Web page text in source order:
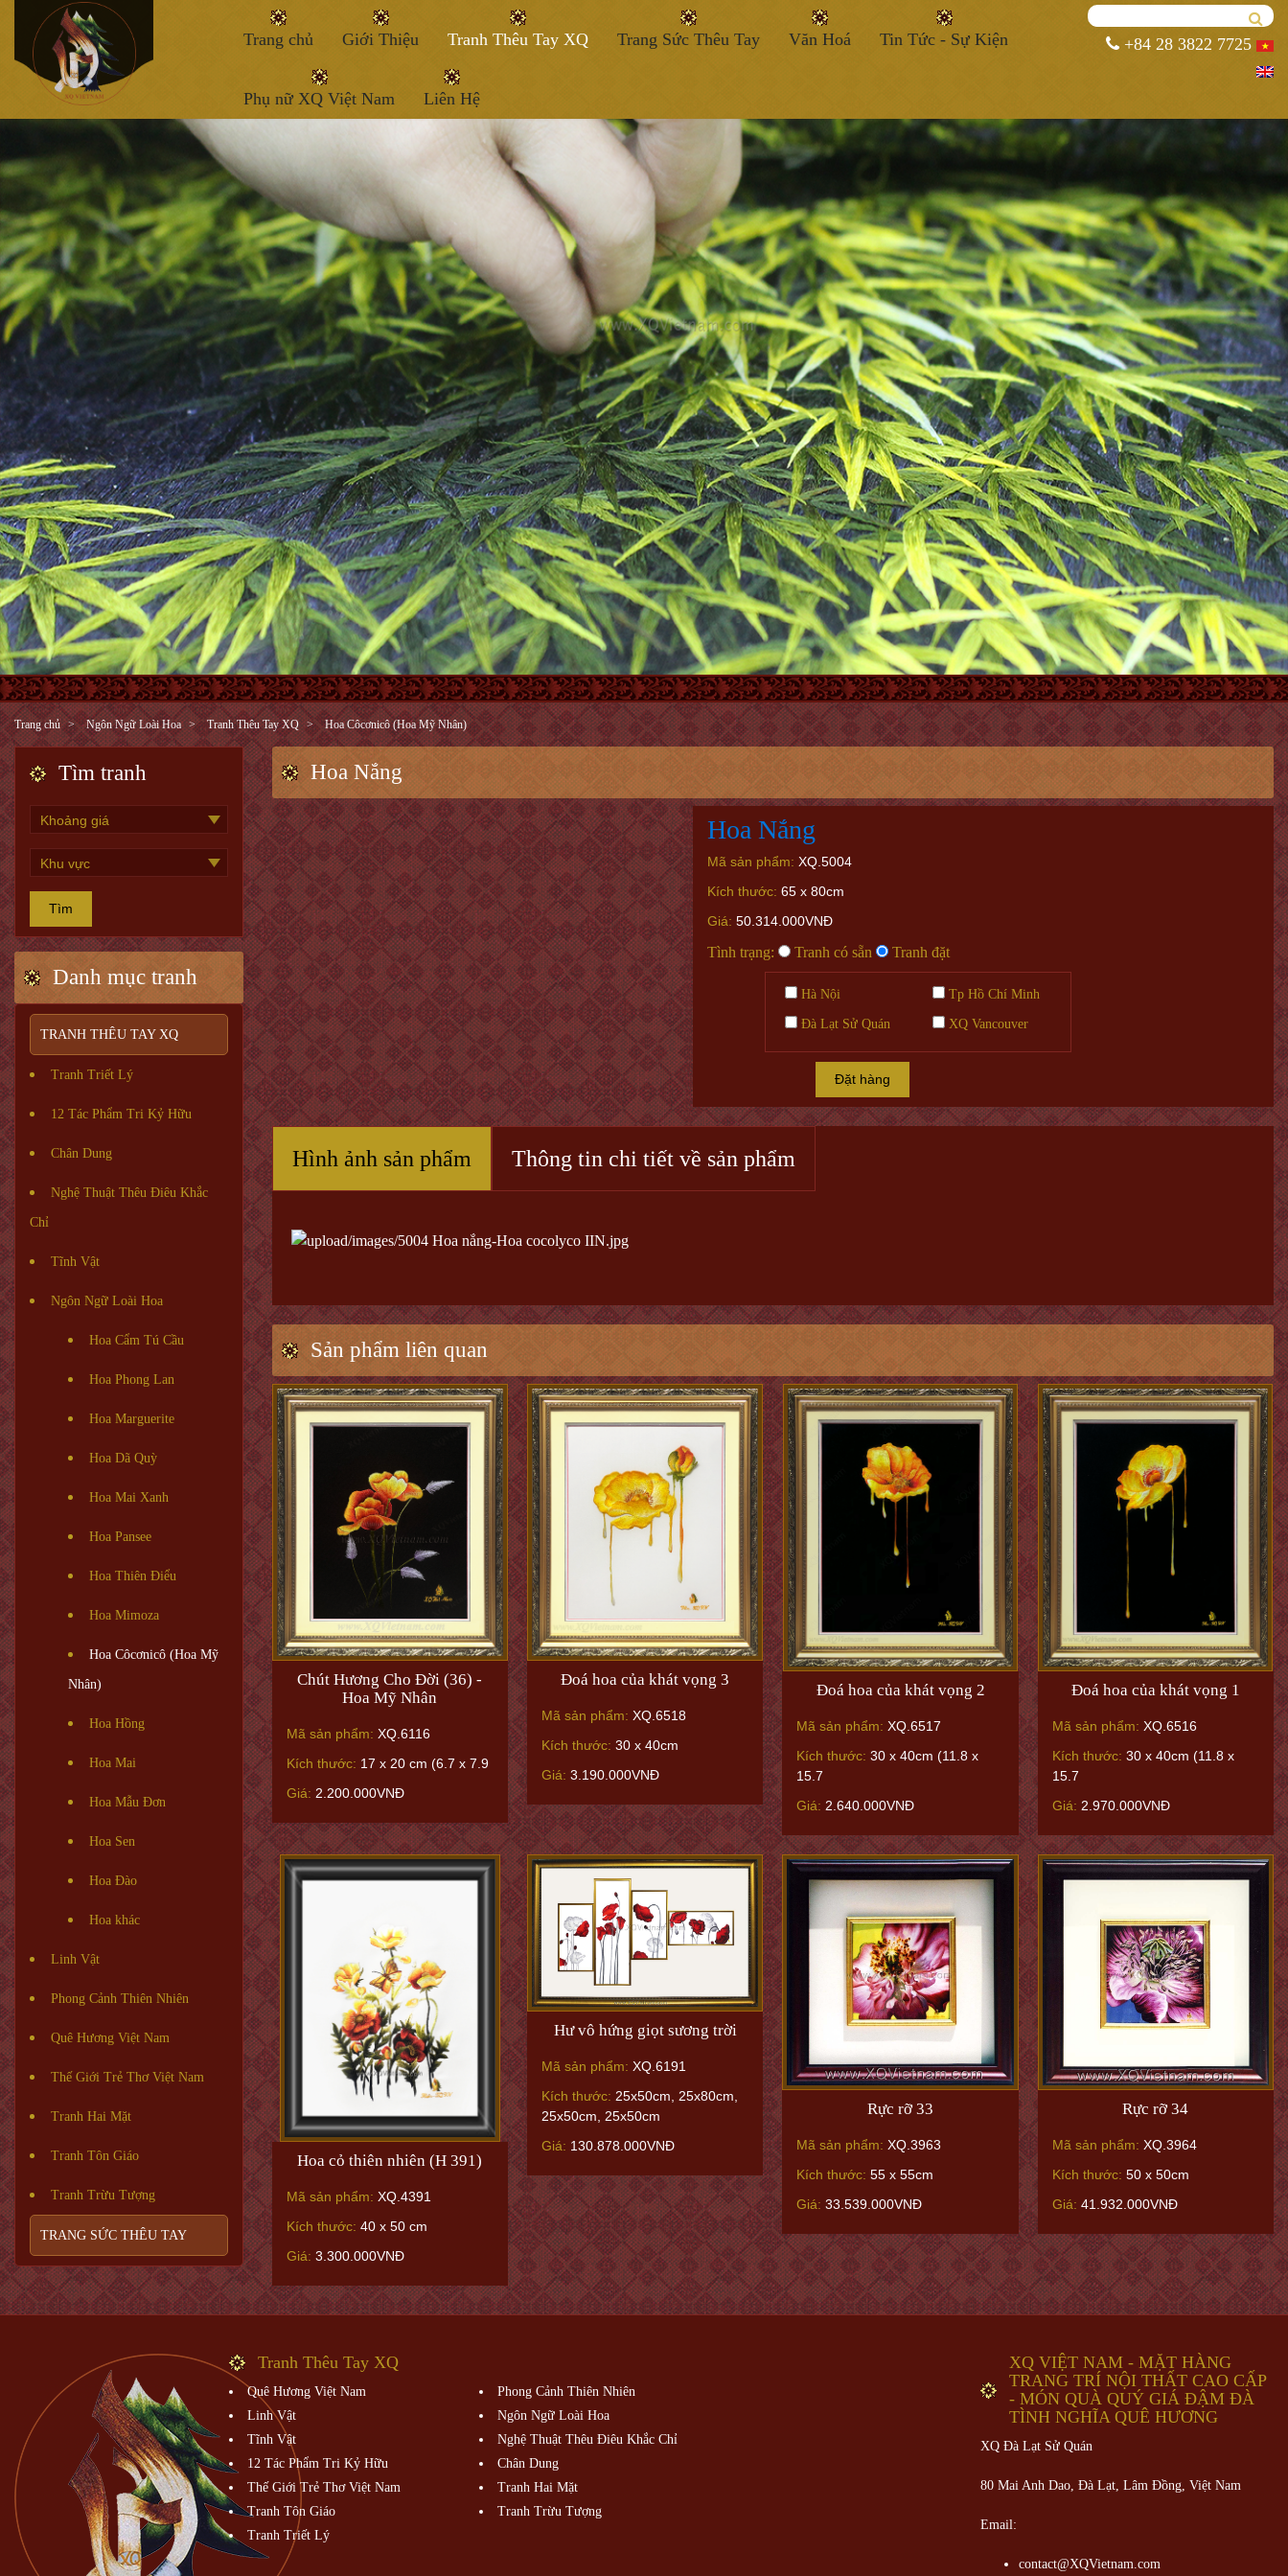
Trang chủ Giới Thiệu Tranh Thêu Tay XQ Trang Sức Thêu Tay Văn Hoá Tin Tức - Sự Kiện
Phụ nữ XQ Việt Nam Liên Hệ
+84 28 3822 7725
Trang chủ Ngôn Ngữ Loài Hoa Tranh Thêu Tay XQ Hoa Côcơnicô (Hoa Mỹ Nhân)
Tìm tranh
Tìm
Danh mục tranh
TRANH THÊU TAY XQ
Tranh Triết Lý
12 Tác Phẩm Tri Kỷ Hữu
Chân Dung
Nghệ Thuật Thêu Điêu Khắc
Chỉ
Tĩnh Vật
Ngôn Ngữ Loài Hoa
Hoa Cẩm Tú Cầu
Hoa Phong Lan
Hoa Marguerite
Hoa Dã Quỳ
Hoa Mai Xanh
Hoa Pansee
Hoa Thiên Điểu
Hoa Mimoza
Hoa Côcơnicô (Hoa Mỹ
Nhân)
Hoa Hồng
Hoa Mai
Hoa Mẫu Đơn
Hoa Sen
Hoa Đào
Hoa khác
Linh Vật
Phong Cảnh Thiên Nhiên
Quê Hương Việt Nam
Thế Giới Trẻ Thơ Việt Nam
Tranh Hai Mặt
Tranh Tôn Giáo
Tranh Trừu Tượng
TRANG SỨC THÊU TAY
Hoa Nắng
Hoa Nắng
Mã sản phẩm: XQ.5004
Kích thước: 65 x 80cm
Giá: 50.314.000VNĐ
Tình trạng: Tranh có sẵn Tranh đặt
Hà Nội Tp Hồ Chí Minh
Đà Lạt Sử Quán XQ Vancouver
Đặt hàng
Hình ảnh sản phẩm Thông tin chi tiết về sản phẩm
Sản phẩm liên quan
Chút Hương Cho Đời (36) -
Hoa Mỹ Nhân
Mã sản phẩm: XQ.6116
Kích thước: 17 x 20 cm (6.7 x 7.9
Giá: 2.200.000VNĐ
Đoá hoa của khát vọng 3
Mã sản phẩm: XQ.6518
Kích thước: 30 x 40cm
Giá: 3.190.000VNĐ
Đoá hoa của khát vọng 2
Mã sản phẩm: XQ.6517
Kích thước: 30 x 40cm (11.8 x
15.7
Giá: 2.640.000VNĐ
Đoá hoa của khát vọng 1
Mã sản phẩm: XQ.6516
Kích thước: 30 x 40cm (11.8 x
15.7
Giá: 2.970.000VNĐ
Hoa cỏ thiên nhiên (H 391)
Mã sản phẩm: XQ.4391
Kích thước: 40 x 50 cm
Giá: 3.300.000VNĐ
Hư vô hứng giọt sương trời
Mã sản phẩm: XQ.6191
Kích thước: 25x50cm, 25x80cm,
25x50cm, 25x50cm
Giá: 130.878.000VNĐ
Rực rỡ 33
Mã sản phẩm: XQ.3963
Kích thước: 55 x 55cm
Giá: 33.539.000VNĐ
Rực rỡ 34
Mã sản phẩm: XQ.3964
Kích thước: 50 x 50cm
Giá: 41.932.000VNĐ
Tranh Thêu Tay XQ
Quê Hương Việt Nam
Phong Cảnh Thiên Nhiên
Linh Vật
Ngôn Ngữ Loài Hoa
Tĩnh Vật
Nghệ Thuật Thêu Điêu Khắc Chỉ
12 Tác Phẩm Tri Kỷ Hữu
Chân Dung
Thế Giới Trẻ Thơ Việt Nam
Tranh Hai Mặt
Tranh Tôn Giáo
Tranh Trừu Tượng
Tranh Triết Lý
XQ VIỆT NAM - MẶT HÀNG
TRANG TRÍ NỘI THẤT CAO CẤP
- MÓN QUÀ QUÝ GIÁ ĐẬM ĐÀ
TÌNH NGHĨA QUÊ HƯƠNG
XQ Đà Lạt Sử Quán
80 Mai Anh Dao, Đà Lạt, Lâm Đồng, Việt Nam
Email:
contact@XQVietnam.com